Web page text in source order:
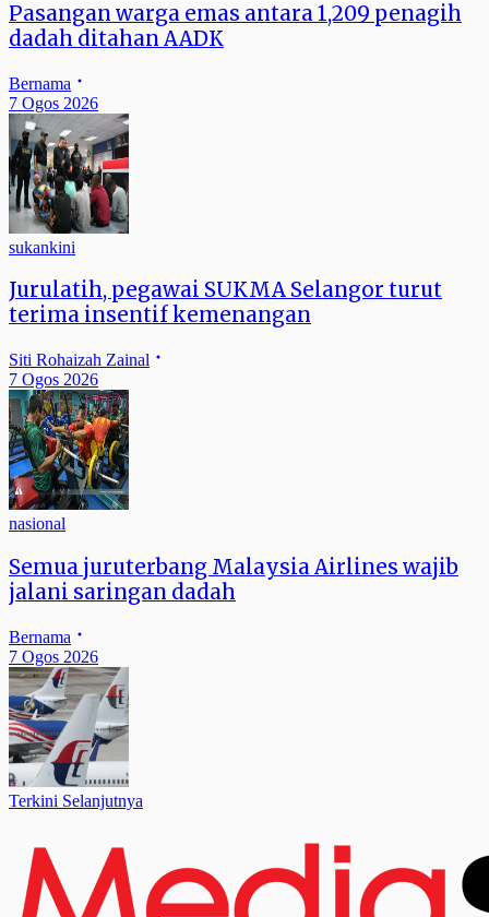
Pasangan warga emas antara 1,209 penagih
dadah ditahan AADK
Bernama
7 Ogos 2026
sukankini
Jurulatih, pegawai SUKMA Selangor turut
terima insentif kemenangan
Siti Rohaizah Zainal
7 Ogos 2026
nasional
Semua juruterbang Malaysia Airlines wajib
jalani saringan dadah
Bernama
7 Ogos 2026
Terkini Selanjutnya